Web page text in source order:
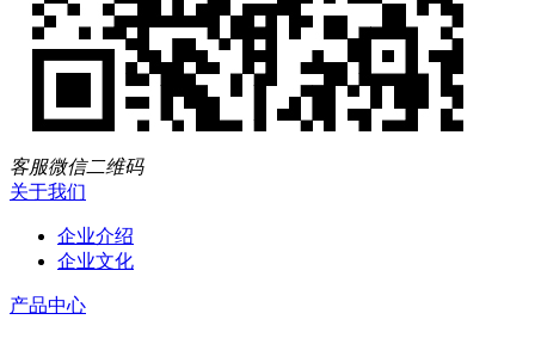
客服微信二维码
关于我们
企业介绍
企业文化
产品中心